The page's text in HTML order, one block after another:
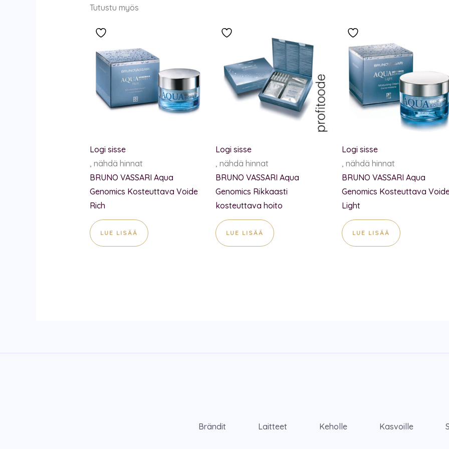
Tutustu myös
Logi sisse
, nähdä hinnat
BRUNO VASSARI Aqua
Genomics Kosteuttava Voide
Rich
LUE LISÄÄ
Logi sisse
, nähdä hinnat
BRUNO VASSARI Aqua
Genomics Rikkaasti
kosteuttava hoito
LUE LISÄÄ
Logi sisse
, nähdä hinnat
BRUNO VASSARI Aqua
Genomics Kosteuttava
Light
LUE LISÄÄ
Brändit Laitteet Keholle Kasvoille